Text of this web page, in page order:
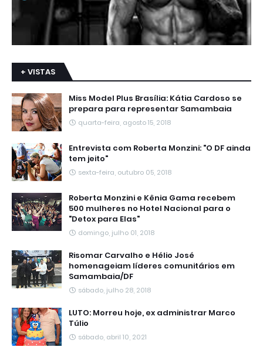
+ VISTAS
Miss Model Plus Brasília: Kátia Cardoso se
prepara para representar Samambaia
quarta-feira, agosto 15, 2018
Entrevista com Roberta Monzini: "O DF ainda
tem jeito"
sexta-feira, outubro 05, 2018
Roberta Monzini e Kênia Gama recebem
500 mulheres no Hotel Nacional para o
"Detox para Elas"
domingo, julho 01, 2018
Risomar Carvalho e Hélio José
homenageiam líderes comunitários em
Samambaia/DF
sábado, julho 28, 2018
LUTO: Morreu hoje, ex administrar Marco
Túlio
sábado, abril 10, 2021